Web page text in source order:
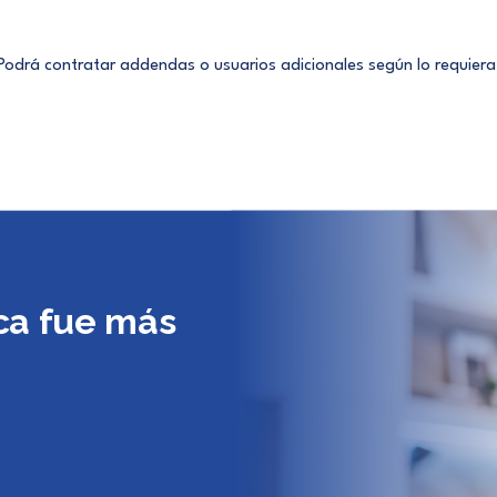
contratar addendas o usuarios adicionales según lo
fue más